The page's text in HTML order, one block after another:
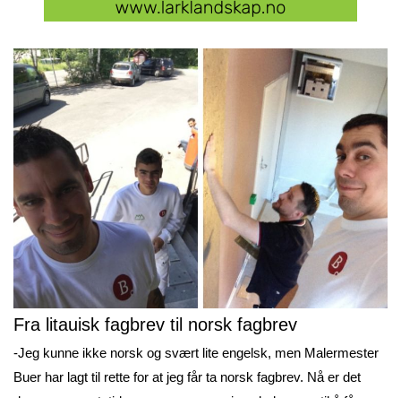
Fra litauisk fagbrev til norsk fagbrev
-Jeg kunne ikke norsk og svært lite engelsk, men Malermester
Buer har lagt til rette for at jeg får ta norsk fagbrev. Nå er det